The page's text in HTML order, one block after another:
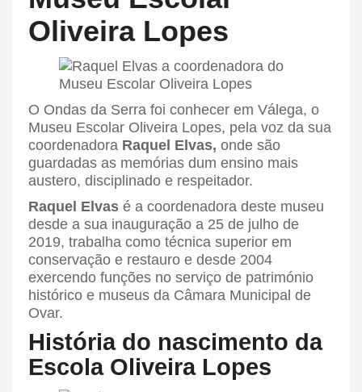
Oliveira Lopes
O Ondas da Serra foi conhecer em Válega, o
Museu Escolar Oliveira Lopes, pela voz da sua
coordenadora Raquel Elvas, onde são
guardadas as memórias dum ensino mais
austero, disciplinado e respeitador.
Raquel Elvas é a coordenadora deste museu
desde a sua inauguração a 25 de julho de
2019, trabalha como técnica superior em
conservação e restauro e desde 2004
exercendo funções no serviço de património
histórico e museus da Câmara Municipal de
Ovar.
História do nascimento da
Escola Oliveira Lopes